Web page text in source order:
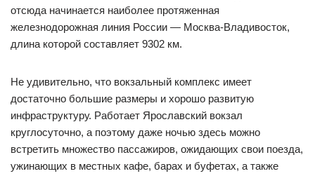
отсюда начинается наиболее протяженная
железнодорожная линия России — Москва-Владивосток,
длина которой составляет 9302 км.
Не удивительно, что вокзальный комплекс имеет
достаточно большие размеры и хорошо развитую
инфраструктуру. Работает Ярославский вокзал
круглосуточно, а поэтому даже ночью здесь можно
встретить множество пассажиров, ожидающих свои поезда,
ужинающих в местных кафе, барах и буфетах, а также